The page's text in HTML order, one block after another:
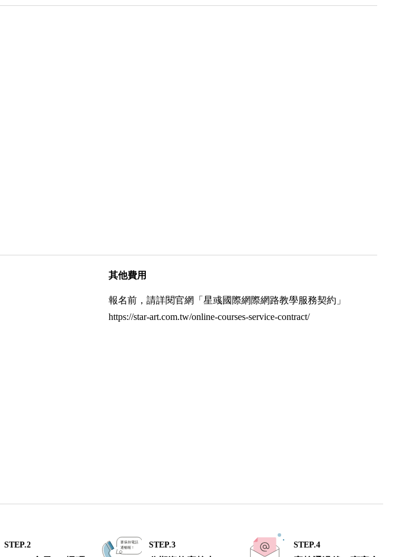
其他費用
報名前，請詳閱官網「星彧國際網際網路教學服務契約」
https://star-art.com.tw/online-courses-service-contract/
STEP.2 STEP.3 STEP.4